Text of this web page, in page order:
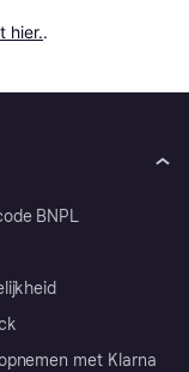
hier..
BNPL
met Klarna